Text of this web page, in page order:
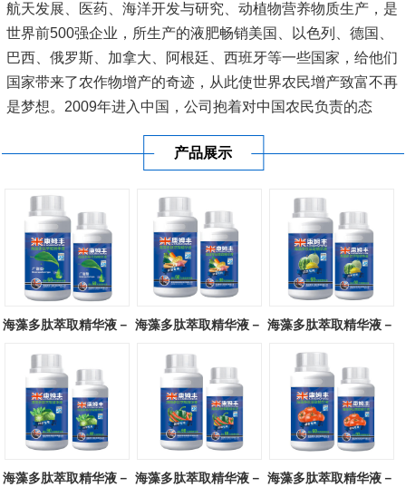
航天发展、医药、海洋开发与研究、动植物营养物质生产，是
世界前500强企业，所生产的液肥畅销美国、以色列、德国、
巴西、俄罗斯、加拿大、阿根廷、西班牙等一些国家，给他们
国家带来了农作物增产的奇迹，从此使世界农民增产致富不再
是梦想。2009年进入中国，公司抱着对中国农民负责的态
东、广西、海南等20多...
[查看详情]
产品展示
海藻多肽萃取精华液－
广谱型
海藻多肽萃取精华液－
块茎专用
海藻多肽萃取精华液－
瓜类专用
海藻多肽萃取精华液－ 海藻多肽萃取精华液－ 海藻多肽萃取精华液－